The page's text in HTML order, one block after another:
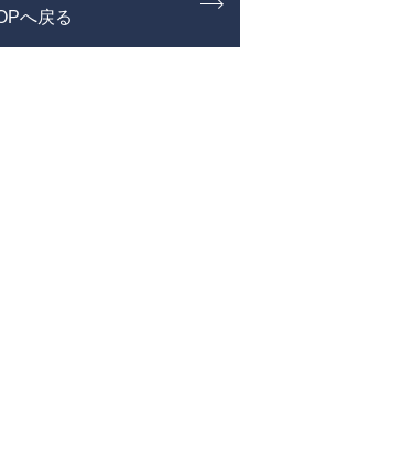
へ戻る